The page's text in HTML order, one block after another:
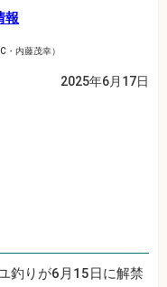
報
・内藤茂幸）
2025年6月17日
釣りが6月15日に解禁